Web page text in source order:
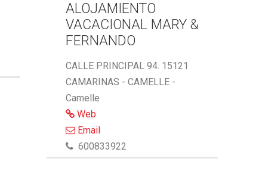
ALOJAMIENTO
VACACIONAL MARY &
FERNANDO
CALLE PRINCIPAL 94. 15121
CAMARINAS - CAMELLE -
Camelle
Web
Email
600833922